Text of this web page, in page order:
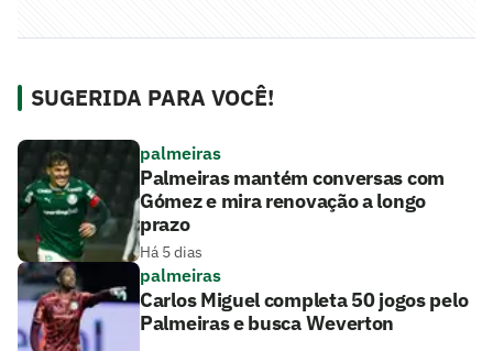
SUGERIDA PARA VOCÊ!
palmeiras
Palmeiras mantém conversas com
Gómez e mira renovação a longo
prazo
Há 5 dias
palmeiras
Carlos Miguel completa 50 jogos pelo
Palmeiras e busca Weverton